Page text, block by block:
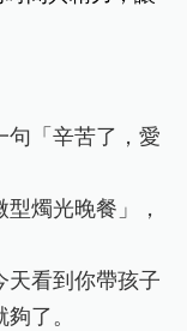
句「辛苦了，愛
燭光晚餐」，
天看到你帶孩子
了。